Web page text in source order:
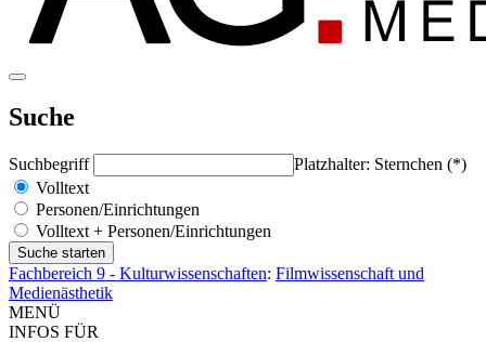
Suche
Suchbegriff
Platzhalter: Sternchen (*)
Volltext
Personen/Einrichtungen
Volltext + Personen/Einrichtungen
Fachbereich 9 - Kulturwissenschaften: Filmwissenschaft und
Medienästhetik
MENÜ
INFOS FÜR